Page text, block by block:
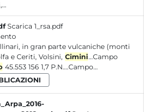
Scarica 1_rsa.pdf
in gran parte vulcaniche (monti
e Ceriti, Volsini, Cimini...Campo
45.553 156 1,7 P.N....Campo...